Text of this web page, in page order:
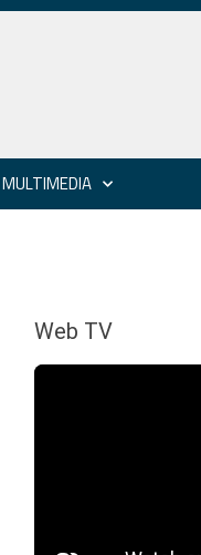
MULTIMEDIA
Web TV